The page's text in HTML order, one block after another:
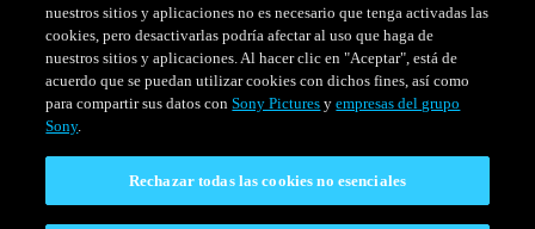
HORARIO EVENTOS ESPECIALES
Venezuela
nuestros sitios y aplicaciones no es necesario que tenga activadas las
cookies, pero desactivarlas podría afectar al uso que haga de
nuestros sitios y aplicaciones. Al hacer clic en "Aceptar", está de
acuerdo que se puedan utilizar cookies con dichos fines, así como
para compartir sus datos conSony Pictures yempresas del grupo
Sony.
Rechazar todas las cookies no esenciales